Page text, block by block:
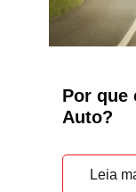
Por que
Auto?
Leia